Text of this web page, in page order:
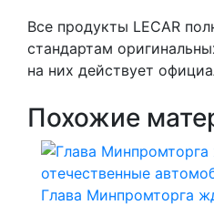
Все продукты LECAR
стандартам
на них действует
Похожие
Глава Минпромторга